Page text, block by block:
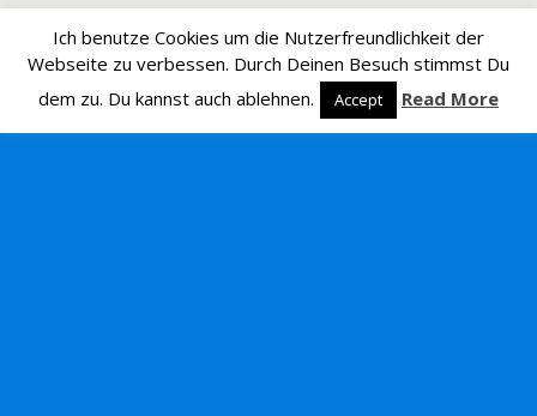
Ich benutze Cookies um die Nutzerfreundlichkeit der
Webseite zu verbessen. Durch Deinen Besuch stimmst Du
dem zu. Du kannst auch ablehnen.
Accept Read More